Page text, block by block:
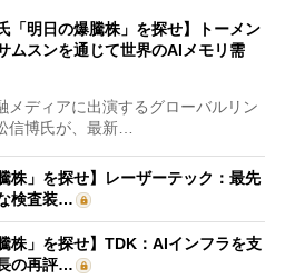
「明日の爆騰株」を探せ】トーメン
ムスンを通じて世界のAIメモリ需
ディアに出演するグローバルリン
信博氏が、最新…
株」を探せ】レーザーテック：最先
検査装…
株」を探せ】TDK：AIインフラを支
の再評…